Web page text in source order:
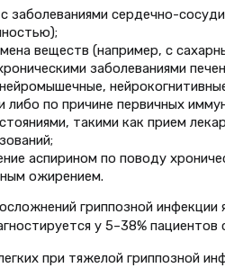
заболеваниями сердечно-
веществ (например, с
заболеваниями
по причине первичных
такими как прием
аспирином по поводу
ожирением.
гриппозной инфекции
у 5–38%
при тяжелой гриппозной